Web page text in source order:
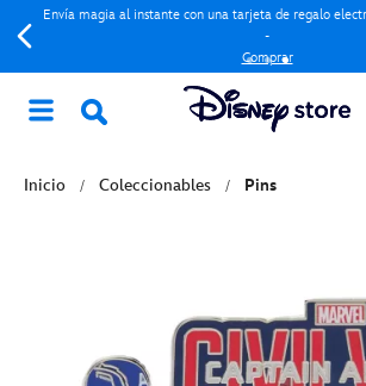
Envía magia al instante con una tarjeta de regalo
-
Comprar
Inicio Coleccionables Pins